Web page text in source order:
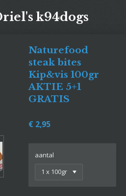
k94dogs
Naturefood
steak bites
Kip&vis 100gr
AKTIE 5+1
GRATIS
€ 2,95
aantal